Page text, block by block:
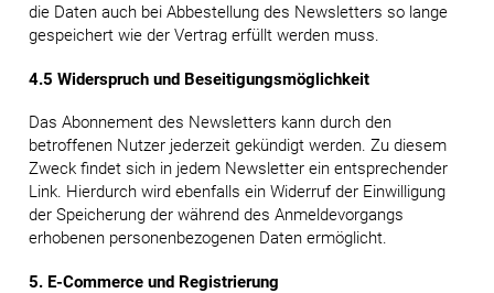
die Daten auch bei Abbestellung des Newsletters so lange
gespeichert wie der Vertrag erfüllt werden muss.
4.5 Widerspruch und Beseitigungsmöglichkeit
Das Abonnement des Newsletters kann durch den
betroffenen Nutzer jederzeit gekündigt werden. Zu diesem
Zweck findet sich in jedem Newsletter ein entsprechender
Link. Hierdurch wird ebenfalls ein Widerruf der Einwilligung
der Speicherung der während des Anmeldevorgangs
erhobenen personenbezogenen Daten ermöglicht.
5. E-Commerce und Registrierung